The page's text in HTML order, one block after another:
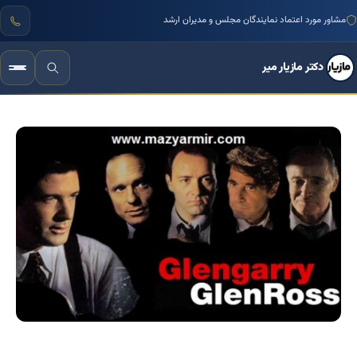
مشاور مورد اعتماد نمایندگان مجلس و مدیران ارشد
دکتر مازیار میر